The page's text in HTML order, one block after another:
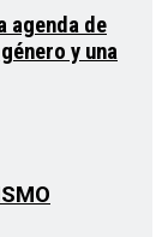
agenda de
y una